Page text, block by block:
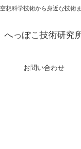
空想科学技術から身近な技術
へっぽこ技術研究
お問い合わせ